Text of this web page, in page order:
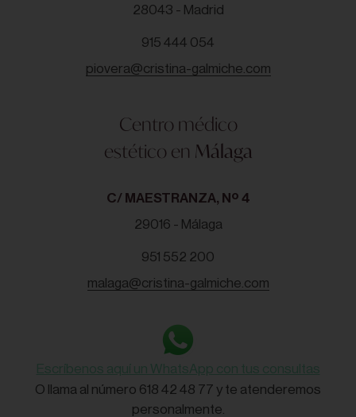
28043 - Madrid
915 444 054
piovera@cristina-galmiche.com
Centro médico
estético en Málaga
C/ MAESTRANZA, Nº 4
29016 - Málaga
951 552 200
malaga@cristina-galmiche.com
Escríbenos aquí un WhatsApp con tus consultas
O llama al número 618 42 48 77 y te atenderemos
personalmente.